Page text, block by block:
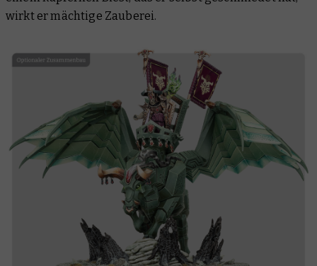
wirkt er mächtige Zauberei.